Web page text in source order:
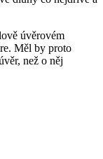
úvěrovém
Měl by proto
než o něj